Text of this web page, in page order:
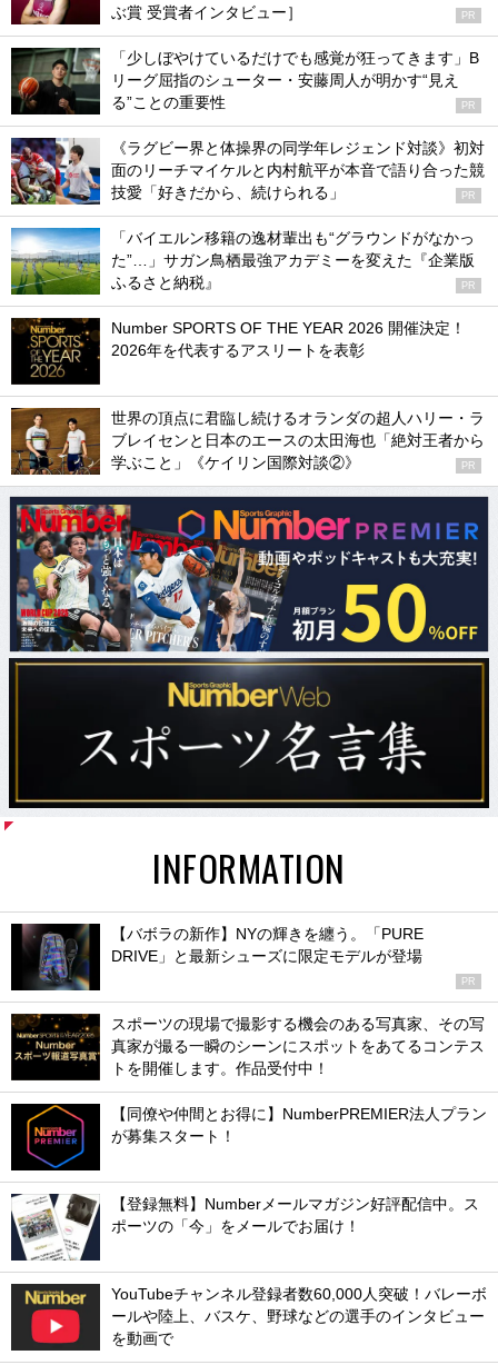
ぶ賞 受賞者インタビュー］
PR
「少しぼやけているだけでも感覚が狂ってきます」B
リーグ屈指のシューター・安藤周人が明かす“見え
る”ことの重要性
PR
《ラグビー界と体操界の同学年レジェンド対談》初対
面のリーチマイケルと内村航平が本音で語り合った競
技愛「好きだから、続けられる」
PR
「バイエルン移籍の逸材輩出も“グラウンドがなかっ
た”…」サガン鳥栖最強アカデミーを変えた『企業版
ふるさと納税』
PR
Number SPORTS OF THE YEAR 2026 開催決定！
2026年を代表するアスリートを表彰
世界の頂点に君臨し続けるオランダの超人ハリー・ラ
ブレイセンと日本のエースの太田海也「絶対王者から
学ぶこと」《ケイリン国際対談②》
PR
INFORMATION
【バボラの新作】NYの輝きを纏う。「PURE
DRIVE」と最新シューズに限定モデルが登場
PR
スポーツの現場で撮影する機会のある写真家、その写
真家が撮る一瞬のシーンにスポットをあてるコンテス
トを開催します。作品受付中！
【同僚や仲間とお得に】NumberPREMIER法人プラン
が募集スタート！
【登録無料】Numberメールマガジン好評配信中。ス
ポーツの「今」をメールでお届け！
YouTubeチャンネル登録者数60,000人突破！バレーボ
ールや陸上、バスケ、野球などの選手のインタビュー
を動画で